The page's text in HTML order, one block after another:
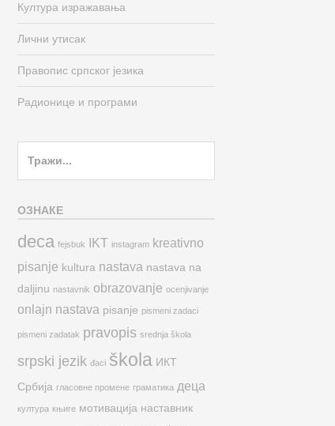
Култура изражавања
Лични утисак
Правопис српског језика
Радионице и програми
ОЗНАКЕ
deca fejsbuk IKT instagram kreativno
pisanje kultura nastava nastava na
daljinu nastavnik obrazovanje ocenjivanje
onlajn nastava pisanje pismeni zadaci
pismeni zadatak pravopis srednja škola
srpski jezik đaci škola ИКТ
Србија гласовне промене граматика деца
култура књиге мотивација наставник